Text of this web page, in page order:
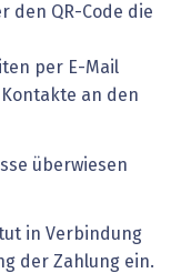
den QR-Code die
per E-Mail
an den
überwiesen
in Verbindung
der Zahlung ein.